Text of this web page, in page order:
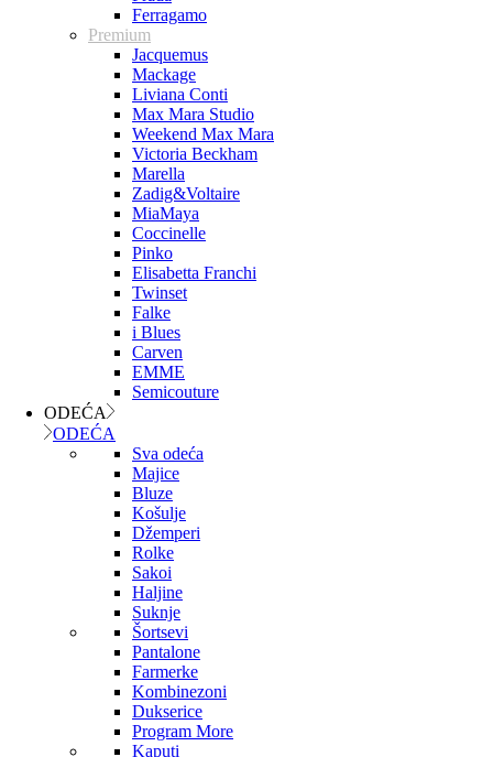
Ferragamo
Premium
Jacquemus
Mackage
Liviana Conti
Max Mara Studio
Weekend Max Mara
Victoria Beckham
Marella
Zadig&Voltaire
MiaMaya
Coccinelle
Pinko
Elisabetta Franchi
Twinset
Falke
i Blues
Carven
EMME
Semicouture
ODEĆA
ODEĆA
Sva odeća
Majice
Bluze
Košulje
Džemperi
Rolke
Sakoi
Haljine
Suknje
Šortsevi
Pantalone
Farmerke
Kombinezoni
Dukserice
Program More
Kaputi